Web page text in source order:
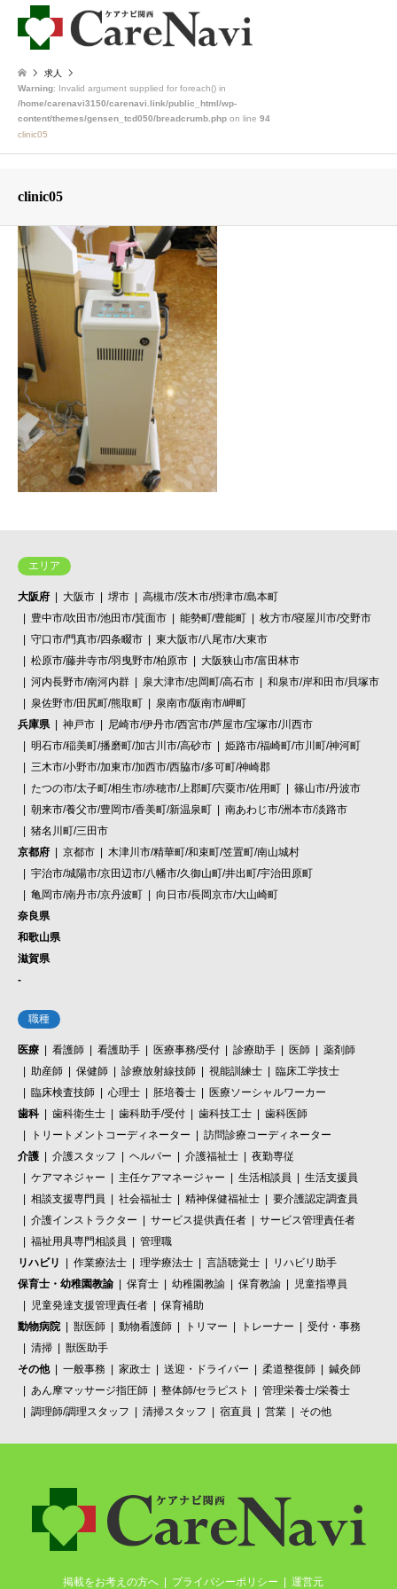
求人
Warning: Invalid argument supplied for foreach() in
/home/carenavi3150/carenavi.link/public_html/wp-
content/themes/gensen_tcd050/breadcrumb.php on line 94
clinic05
clinic05
エリア
大阪府 大阪市 堺市
高槻市/茨木市/摂津市/島本町
豊中市/吹田市/池田市/箕面市
能勢町/豊能町
枚方市/寝屋川市/交野市
守口市/門真市/四条畷市
東大阪市/八尾市/大東市
松原市/藤井寺市/羽曳野市/柏原市
大阪狭山市/富田林市
河内長野市/南河内群
泉大津市/忠岡町/高石市
和泉市/岸和田市/貝塚市
泉佐野市/田尻町/熊取町
泉南市/阪南市/岬町
兵庫県
神戸市
尼崎市/伊丹市/西宮市/芦屋市/宝塚市/川西市
明石市/稲美町/播磨町/加古川市/高砂市
姫路市/福崎町/市川町/神河町
三木市/小野市/加東市/加西市/西脇市/多可町/神崎郡
たつの市/太子町/相生市/赤穂市/上郡町/宍粟市/佐用町
篠山市/丹波市
朝来市/養父市/豊岡市/香美町/新温泉町
南あわじ市/洲本市/淡路市
猪名川町/三田市
京都府
京都市
木津川市/精華町/和束町/笠置町/南山城村
宇治市/城陽市/京田辺市/八幡市/久御山町/井出町/宇治田原町
亀岡市/南丹市/京丹波町
向日市/長岡京市/大山崎町
奈良県
和歌山県
滋賀県
-
職種
医療 看護師 看護助手 医療事務/受付 診療助手 医師
薬剤師
助産師
保健師 診療放射線技師 視能訓練士
臨床工学技士
臨床検査技師
心理士 胚培養士
医療ソーシャルワーカー
歯科
歯科衛生士 歯科助手/受付 歯科技工士
歯科医師
トリートメントコーディネーター
訪問診療コーディネーター
介護
介護スタッフ ヘルパー 介護福祉士
夜勤専従
ケアマネジャー
主任ケアマネージャー 生活相談員
生活支援員
相談支援専門員
社会福祉士 精神保健福祉士
要介護認定調査員
介護インストラクター
サービス提供責任者
サービス管理責任者
福祉用具専門相談員
管理職
リハビリ
作業療法士 理学療法士 言語聴覚士
リハビリ助手
保育士・幼稚園教諭
保育士 幼稚園教諭 保育教諭
児童指導員
児童発達支援管理責任者
保育補助
動物病院
獣医師 動物看護師 トリマー トレーナー
受付・事務
清掃
獣医助手
その他
一般事務 家政士 送迎・ドライバー 柔道整復師
鍼灸師
あん摩マッサージ指圧師
整体師/セラピスト
管理栄養士/栄養士
調理師/調理スタッフ
清掃スタッフ 宿直員 営業 その他
掲載をお考えの方へ プライバシーポリシー 運営元